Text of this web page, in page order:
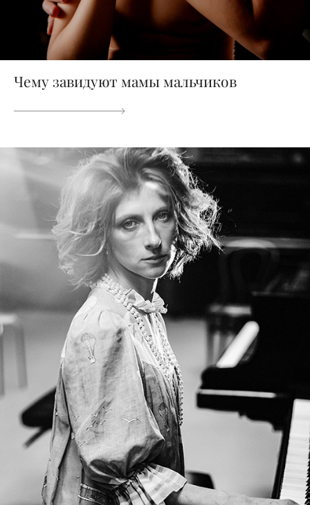
Чему завидуют мамы мальчиков